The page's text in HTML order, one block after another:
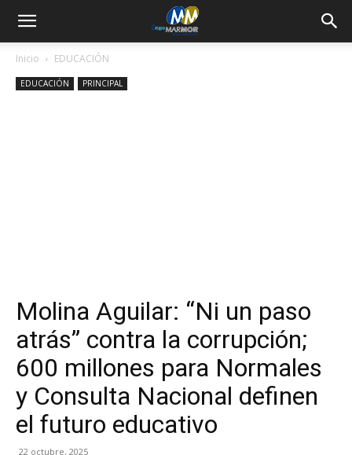
Inicio EDUCACIÓN
EDUCACIÓN PRINCIPAL
Molina Aguilar: “Ni un paso
atrás” contra la corrupción;
600 millones para Normales
y Consulta Nacional definen
el futuro educativo
22 octubre, 2025